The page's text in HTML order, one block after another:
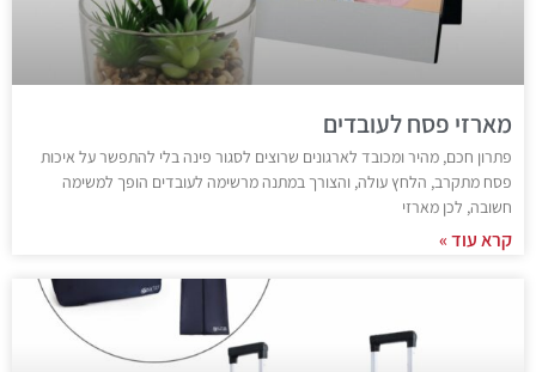
מארזי פסח לעובדים
פתרון חכם, מהיר ומכובד לארגונים שרוצים לסגור פינה בלי להתפשר על איכות
פסח מתקרב, הלחץ עולה, והצורך במתנה מרשימה לעובדים הופך למשימה
חשובה, לכן מארזי
קרא עוד »